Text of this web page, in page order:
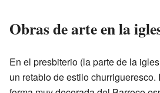
Obras de arte en la
En el presbiterio (la parte de la
un retablo de estilo